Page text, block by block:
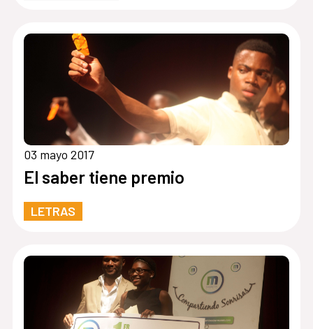
03 mayo 2017
El saber tiene premio
LETRAS